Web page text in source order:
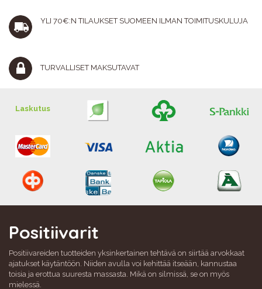
YLI 70€:N TILAUKSET SUOMEEN ILMAN TOIMITUSKULUJA
TURVALLISET MAKSUTAVAT
Laskutus
Positiivarit
Positiivareiden tuotteiden yksinkertainen tehtävä on siirtää arvokkaat
ajatukset käytäntöön. Niiden avulla voi kehittää itseään, kannustaa
toisia ja erottua suuresta massasta. Mikä on silmissä, se on myös
mielessä.